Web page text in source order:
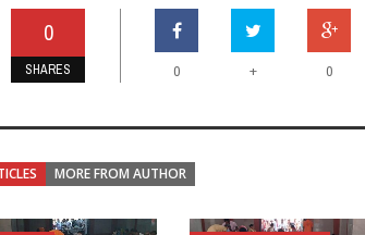
0
SHARES 0 + 0
MORE FROM AUTHOR